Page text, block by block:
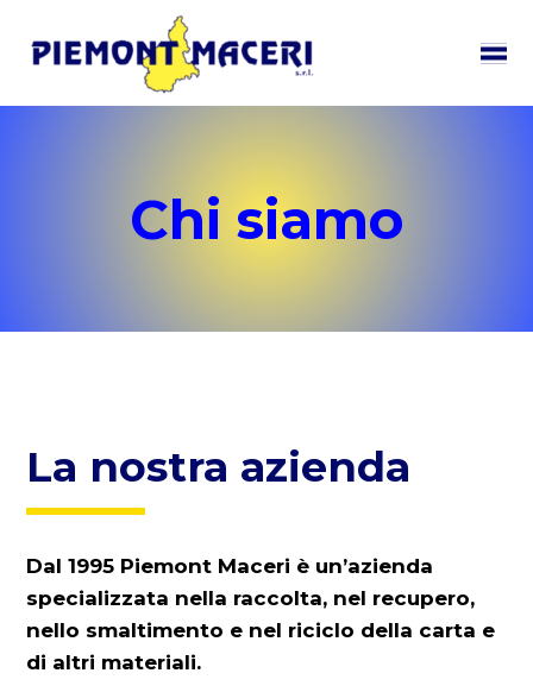
Chi siamo
La nostra azienda
Dal 1995 Piemont Maceri è un’azienda
specializzata nella raccolta, nel recupero,
nello smaltimento e nel riciclo della carta e
di altri materiali.